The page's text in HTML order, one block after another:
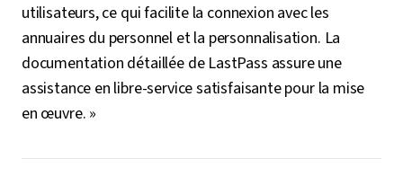
utilisateurs, ce qui facilite la connexion avec les
annuaires du personnel et la personnalisation. La
documentation détaillée de LastPass assure une
assistance en libre-service satisfaisante pour la mise
en œuvre. »